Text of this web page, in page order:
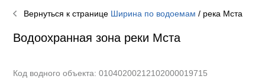
Вернуться к странице Ширина по водоемам / река Мста
Водоохранная зона реки Мста
Код водного объекта: 01040200212102000019715